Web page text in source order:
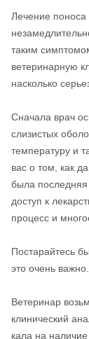
Лечение поноса
таким
ветеринарную
насколько
Сначала врач
слизистых
температуру и
вас о том, как
была последняя
доступ к
процесс и
Постарайтесь
это очень важно.
Ветеринар
клинический
кала на наличие